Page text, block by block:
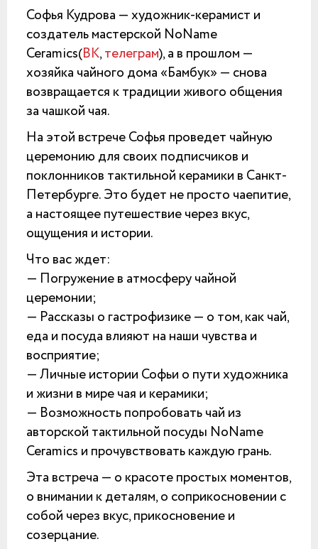
Софья Кудрова — художник-керамист и
создатель мастерской NoName
Ceramics(ВК,телеграм), а в прошлом —
хозяйка чайного дома «Бамбук» — снова
возвращается к традиции живого общения
за чашкой чая.
На этой встрече Софья проведет чайную
церемонию для своих подписчиков и
поклонников тактильной керамики в Санкт-
Петербурге. Это будет не просто чаепитие,
а настоящее путешествие через вкус,
ощущения и истории.
Что вас ждет:
— Погружение в атмосферу чайной
церемонии;
— Рассказы о гастрофизике — о том, как чай,
еда и посуда влияют на наши чувства и
восприятие;
— Личные истории Софьи о пути художника
и жизни в мире чая и керамики;
— Возможность попробовать чай из
авторской тактильной посуды NoName
Ceramics и прочувствовать каждую грань.
Эта встреча — о красоте простых моментов,
о внимании к деталям, о соприкосновении с
собой через вкус, прикосновение и
созерцание.